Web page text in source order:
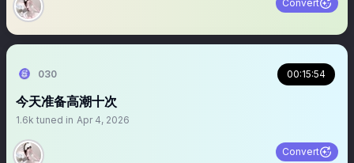
Convert
030 00:15:54
今天准备高潮十次
1.6k tuned in Apr 4, 2026
Convert